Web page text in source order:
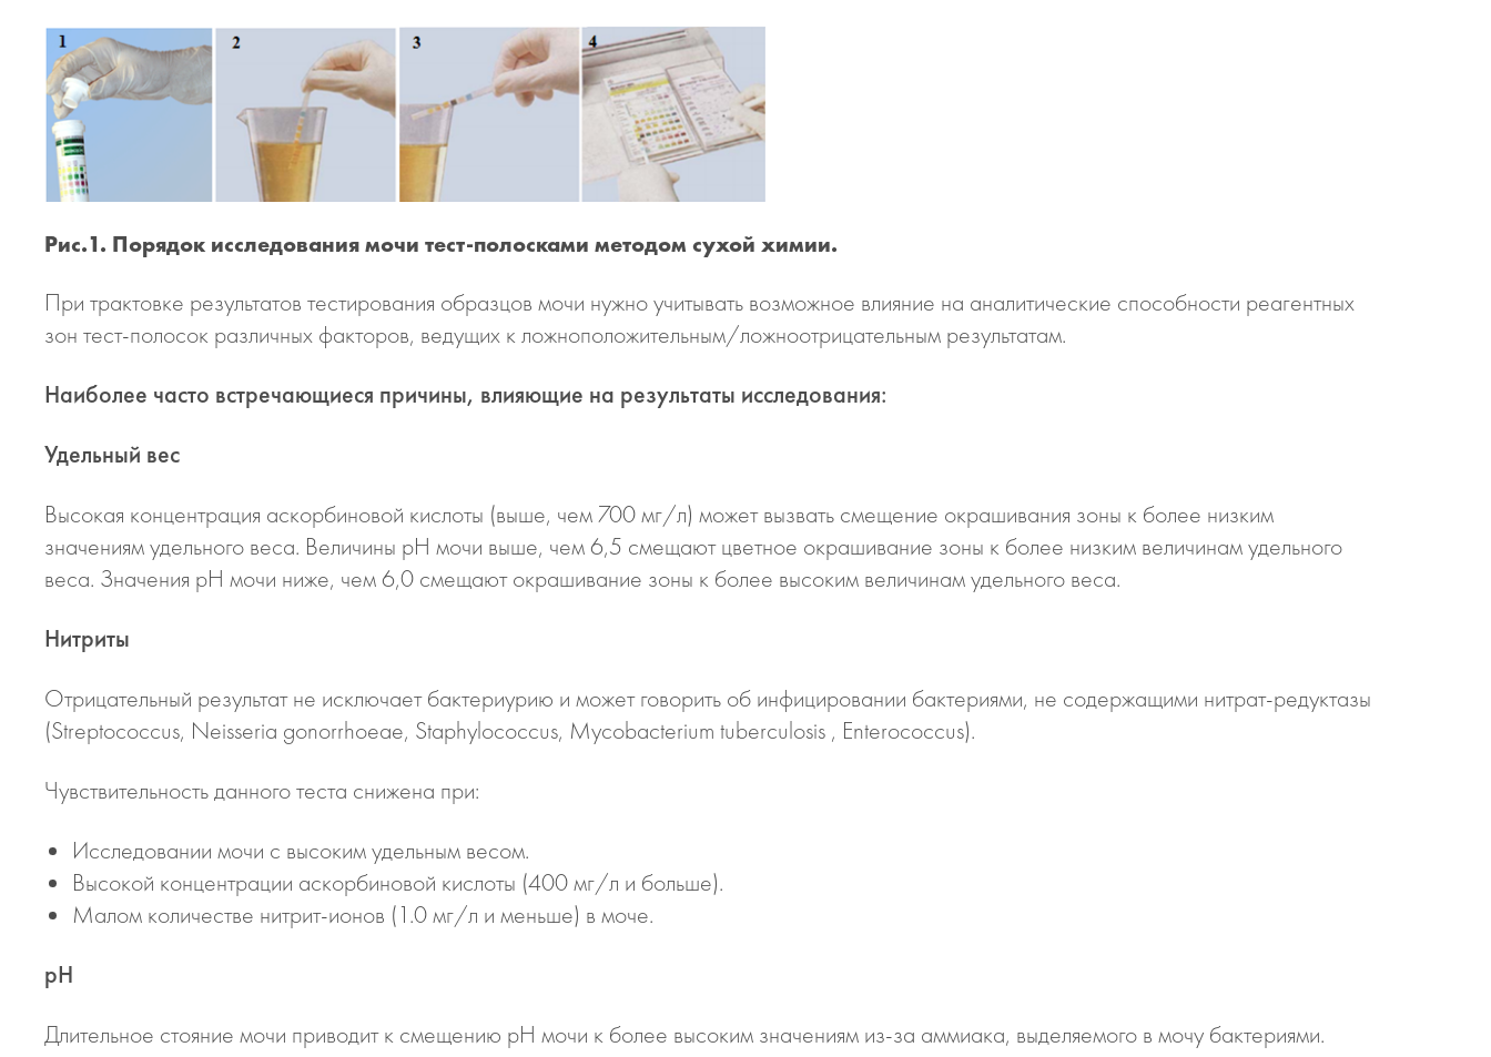
Рис.1. Порядок исследования мочи тест-полосками методом сухой химии.
При трактовке результатов тестирования образцов мочи нужно учитывать возможное влияние на аналитические способности реагентных
зон тест-полосок различных факторов, ведущих к ложноположительным/ложноотрицательным результатам.
Наиболее часто встречающиеся причины, влияющие на результаты исследования:
Удельный вес
Высокая концентрация аскорбиновой кислоты (выше, чем 700 мг/л) может вызвать смещение окрашивания зоны к более низким
значениям удельного веса. Величины рН мочи выше, чем 6,5 смещают цветное окрашивание зоны к более низким величинам удельного
веса. Значения рН мочи ниже, чем 6,0 смещают окрашивание зоны к более высоким величинам удельного веса.
Нитриты
Отрицательный результат не исключает бактериурию и может говорить об инфицировании бактериями, не содержащими нитрат-редуктазы
(Streptococcus, Neisseria gonorrhoeae, Staphylococcus, Mycobacterium tuberculosis , Enterococcus).
Чувствительность данного теста снижена при:
Исследовании мочи с высоким удельным весом.
Высокой концентрации аскорбиновой кислоты (400 мг/л и больше).
Малом количестве нитрит-ионов (1.0 мг/л и меньше) в моче.
рН
Длительное стояние мочи приводит к смещению рН мочи к более высоким значениям из-за аммиака, выделяемого в мочу бактериями.